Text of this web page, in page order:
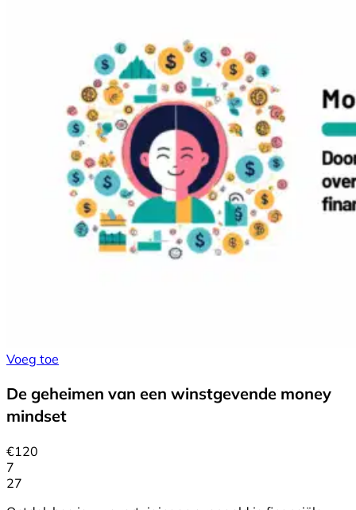
Voeg toe
De geheimen van een winstgevende money
mindset
€120
7
27